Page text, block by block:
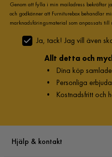
Genom att fylla i min mailadress bekräftar
och godkänner att Furniturebox behandlar
marknadsföringsmaterial som anpassats
Ja, tack! Jag vill även
Allt detta och
• Dina köp
• Personliga
• Kostnadsfritt och
Hjälp & kontakt